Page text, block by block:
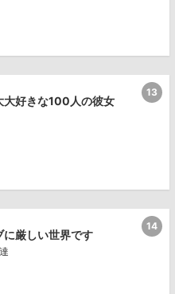
大好きな100人の彼女
13
厳しい世界です
14